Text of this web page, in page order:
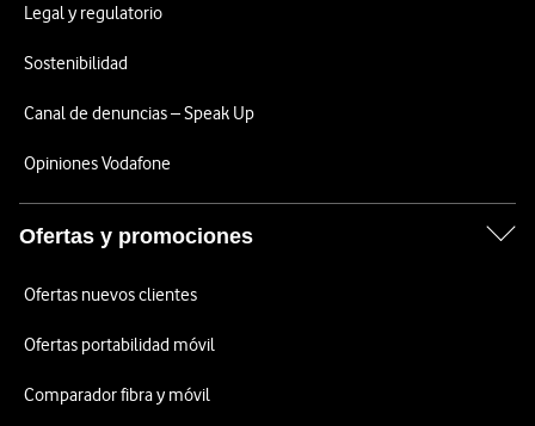
Legal y regulatorio
Sostenibilidad
Canal de denuncias – Speak Up
Opiniones Vodafone
Ofertas y promociones
Ofertas nuevos clientes
Ofertas portabilidad móvil
Comparador fibra y móvil